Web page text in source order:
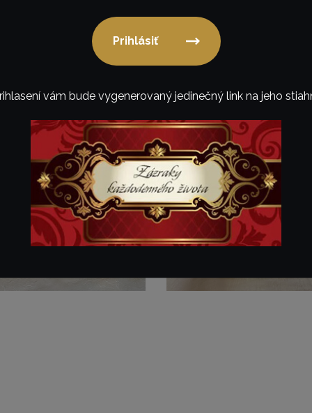
Realizácie
Prihlásiť
vám bude vygenerovaný jedinečný link na jeho